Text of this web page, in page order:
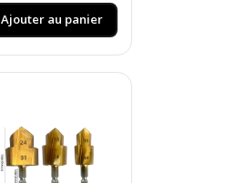
Ajouter au panier